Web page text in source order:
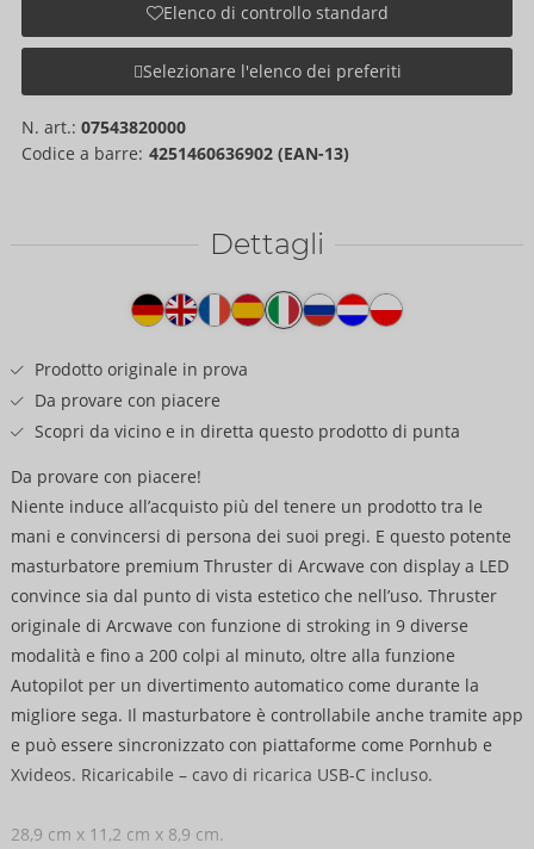
Elenco di controllo standard
Selezionare l'elenco dei preferiti
N. art.: 07543820000
Codice a barre: 4251460636902 (EAN-13)
Dettagli
prodotto
Prodotto originale in prova
Da provare con piacere
Scopri da vicino e in diretta questo prodotto di punta
Da provare con piacere!
Niente induce all’acquisto più del tenere un prodotto tra le
mani e convincersi di persona dei suoi pregi. E questo potente
masturbatore premium Thruster di Arcwave con display a LED
convince sia dal punto di vista estetico che nell’uso. Thruster
originale di Arcwave con funzione di stroking in 9 diverse
modalità e fino a 200 colpi al minuto, oltre alla funzione
Autopilot per un divertimento automatico come durante la
migliore sega. Il masturbatore è controllabile anche tramite app
e può essere sincronizzato con piattaforme come Pornhub e
Xvideos. Ricaricabile – cavo di ricarica USB-C incluso.
28,9 cm x 11,2 cm x 8,9 cm.